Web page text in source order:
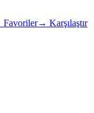
Favoriler→ Karşılaştır